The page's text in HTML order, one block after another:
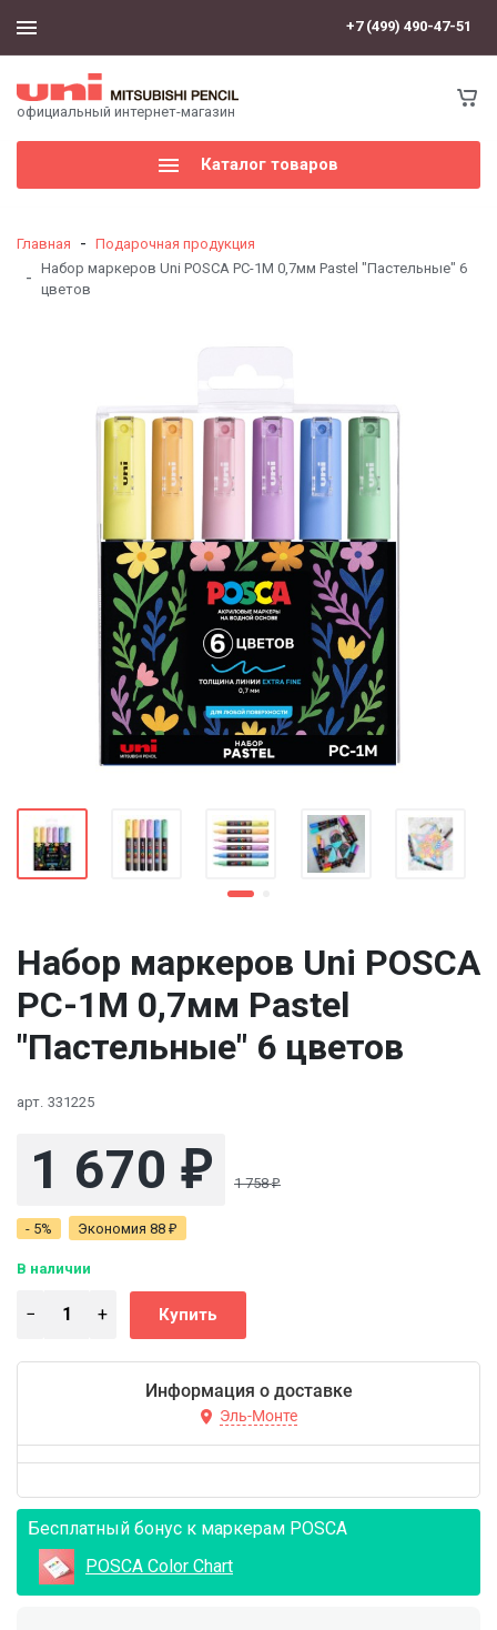
+7 (499) 490-47-51
официальный интернет-магазин
Каталог товаров
Главная - Подарочная продукция
- Набор маркеров Uni POSCA PC-1M 0,7мм Pastel "Пастельные" 6
цветов
Набор маркеров Uni POSCA
PC-1M 0,7мм Pastel
"Пастельные" 6 цветов
арт. 331225
1 670 ₽ 1 758₽
- 5% Экономия 88 ₽
В наличии
Информация о доставке
Эль-Монте
Бесплатный бонус к маркерам POSCA
POSCA Color Chart